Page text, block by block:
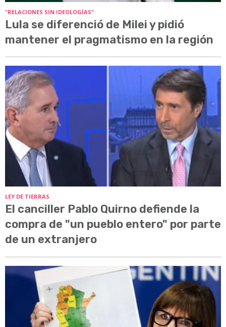
"RELACIONES SIN IDEOLOGÍAS"
Lula se diferenció de Milei y pidió
mantener el pragmatismo en la región
LEY DE TIERRAS
El canciller Pablo Quirno defiende la
compra de "un pueblo entero" por parte
de un extranjero